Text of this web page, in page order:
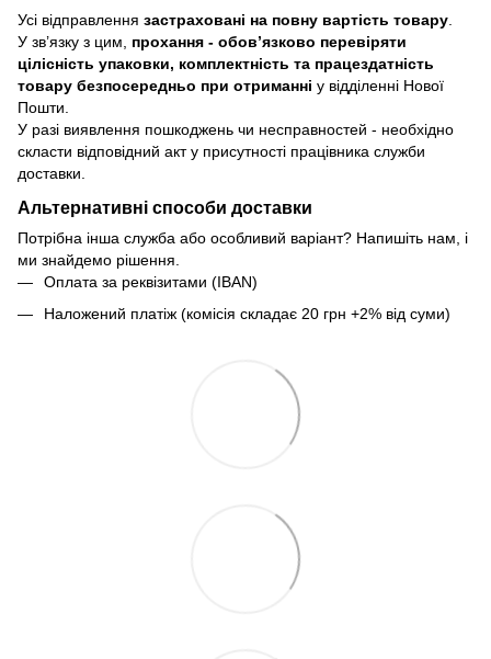
Усі відправлення застраховані на повну вартість товару.
У зв’язку з цим, прохання - обовʼязково перевіряти
цілісність упаковки, комплектність та працездатність
товару безпосередньо при отриманні у відділенні Нової
Пошти.
У разі виявлення пошкоджень чи несправностей - необхідно
скласти відповідний акт у присутності працівника служби
доставки.
Альтернативні способи доставки
Потрібна інша служба або особливий варіант? Напишіть нам, і
ми знайдемо рішення.
Оплата за реквізитами (IBAN)
Наложений платіж (комісія складає 20 грн +2% від суми)